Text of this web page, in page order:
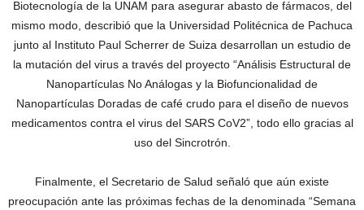
Biotecnología de la UNAM para asegurar abasto de fármacos, del
mismo modo, describió que la Universidad Politécnica de Pachuca
junto al Instituto Paul Scherrer de Suiza desarrollan un estudio de
la mutación del virus a través del proyecto “Análisis Estructural de
Nanopartículas No Análogas y la Biofuncionalidad de
Nanopartículas Doradas de café crudo para el diseño de nuevos
medicamentos contra el virus del SARS CoV2”, todo ello gracias al
uso del Sincrotrón.
Finalmente, el Secretario de Salud señaló que aún existe
preocupación ante las próximas fechas de la denominada “Semana